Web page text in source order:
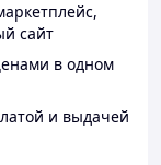
сайт
в одном
и выдачей